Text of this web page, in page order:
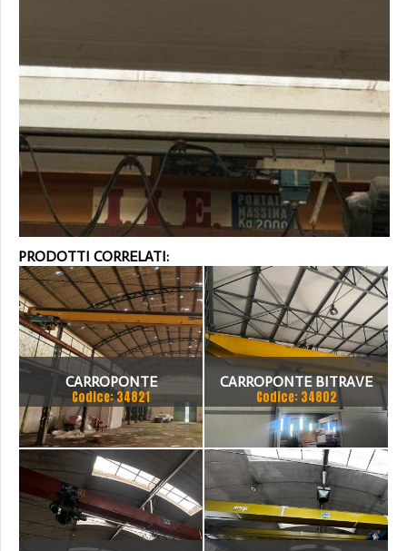
PRODOTTI CORRELATI:
CARROPONTE
MONOTRAVE DEMAG 5
TON SCARTAMENTO 16190
MM
Codice: 34821
CARROPONTE BITRAVE
MELONI 10 TON
SCARTAMENTO 18875 MM
ANNO 1980
Codice: 34802